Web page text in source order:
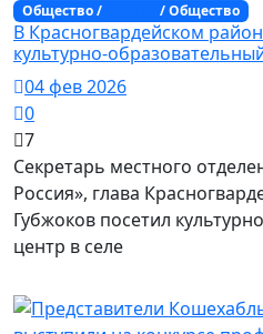
Общество / / Общество
В Красногвардейском
04 фев 2026
0
7
Секретарь местного
Россия», глава
Губжоков посетил
центр в селе